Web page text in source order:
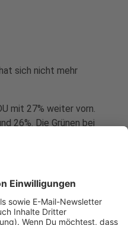
sich nicht mehr
mit 27% weiter vorn.
26%. Die Grünen bei
verschiedene
wollte sich aber noch